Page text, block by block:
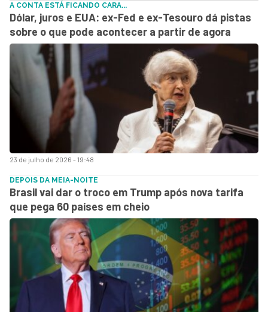
23 de julho de 2026 - 19:48
A CONTA ESTÁ FICANDO CARA...
Dólar, juros e EUA: ex-Fed e ex-Tesouro dá pistas
sobre o que pode acontecer a partir de agora
DEPOIS DA MEIA-NOITE
Brasil vai dar o troco em Trump após nova tarifa
que pega 60 países em cheio